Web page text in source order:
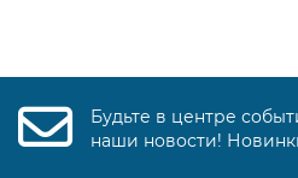
Будьте в центре
наши новости!